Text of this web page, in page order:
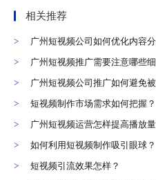
相关推荐
广州短视频公司如何优化内容
广州短视频推广需要注意哪些
广州短视频公司推广如何避免
短视频制作市场需求如何把握？
广州短视频运营怎样提高播放量
如何利用短视频制作吸引眼球？
短视频引流效果怎样？